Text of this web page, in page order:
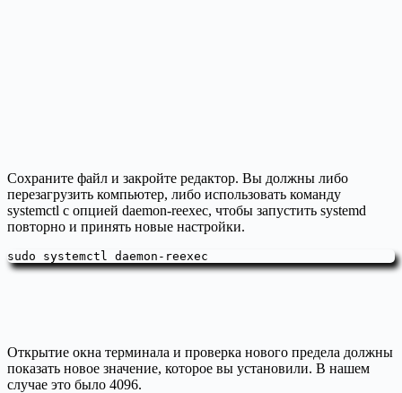
Сохраните файл и закройте редактор. Вы должны либо
перезагрузить компьютер, либо использовать команду
systemctl с опцией daemon-reexec, чтобы запустить systemd
повторно и принять новые настройки.
sudo systemctl daemon-reexec
Открытие окна терминала и проверка нового предела должны
показать новое значение, которое вы установили. В нашем
случае это было 4096.